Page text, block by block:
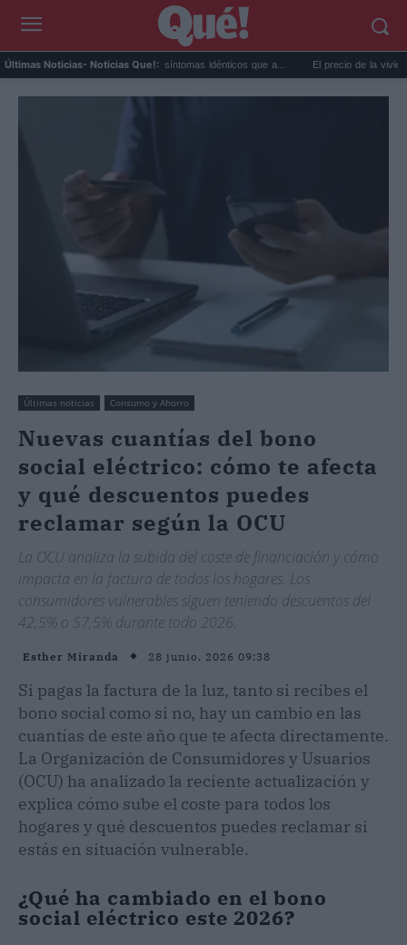
Últimas Noticias- Noticias Que!:
extremo y ansiedad: síntomas idénticos que a... El precio de la vivienda en
Últimas noticias Consumo y Ahorro
Nuevas cuantías del bono
social eléctrico: cómo te afecta
y qué descuentos puedes
reclamar según la OCU
La OCU analiza la subida del coste de financiación y cómo
impacta en la factura de todos los hogares. Los
consumidores vulnerables siguen teniendo descuentos del
42,5% o 57,5% durante todo 2026.
Esther Miranda 28 junio, 2026 09:38
Si pagas la factura de la luz, tanto si recibes el
bono social como si no, hay un cambio en las
cuantías de este año que te afecta directamente.
La Organización de Consumidores y Usuarios
(OCU) ha analizado la reciente actualización y
explica cómo sube el coste para todos los
hogares y qué descuentos puedes reclamar si
estás en situación vulnerable.
¿Qué ha cambiado en el bono
social eléctrico este 2026?